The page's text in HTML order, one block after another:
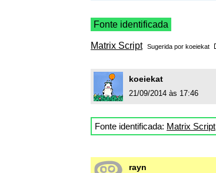
Fonte identificada
Matrix Script Sugerida por koeiekat
koeiekat
21/09/2014 às 17:46
Fonte identificada: Matrix Script
rayn